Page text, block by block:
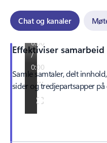
Chat og kanaler
Effektiviser samarbeid
Samle samtaler, delt
sider og tredjepartsapper på